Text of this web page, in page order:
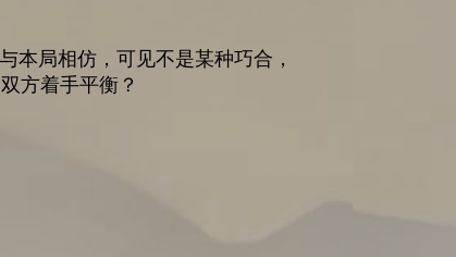
本局相仿，可见不是某种巧合，
方着手平衡？